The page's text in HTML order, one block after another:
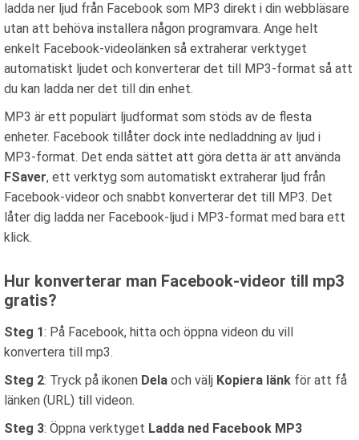
ladda ner ljud från Facebook som MP3 direkt i din webbläsare
utan att behöva installera någon programvara. Ange helt
enkelt Facebook-videolänken så extraherar verktyget
automatiskt ljudet och konverterar det till MP3-format så att
du kan ladda ner det till din enhet.
MP3 är ett populärt ljudformat som stöds av de flesta
enheter. Facebook tillåter dock inte nedladdning av ljud i
MP3-format. Det enda sättet att göra detta är att använda
FSaver, ett verktyg som automatiskt extraherar ljud från
Facebook-videor och snabbt konverterar det till MP3. Det
låter dig ladda ner Facebook-ljud i MP3-format med bara ett
klick.
Hur konverterar man Facebook-videor till mp3
gratis?
Steg 1: På Facebook, hitta och öppna videon du vill
konvertera till mp3.
Steg 2: Tryck på ikonen Dela och välj Kopiera länk för att få
länken (URL) till videon.
Steg 3: Öppna verktyget Ladda ned Facebook MP3